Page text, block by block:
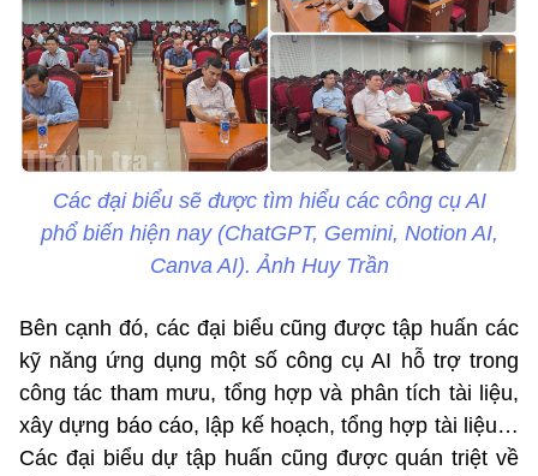
Các đại biểu sẽ được tìm hiểu các công cụ AI
phổ biến hiện nay (ChatGPT, Gemini, Notion AI,
Canva AI). Ảnh Huy Trần
Bên cạnh đó, các đại biểu cũng được tập huấn các
kỹ năng ứng dụng một số công cụ AI hỗ trợ trong
công tác tham mưu, tổng hợp và phân tích tài liệu,
xây dựng báo cáo, lập kế hoạch, tổng hợp tài liệu…
Các đại biểu dự tập huấn cũng được quán triệt về